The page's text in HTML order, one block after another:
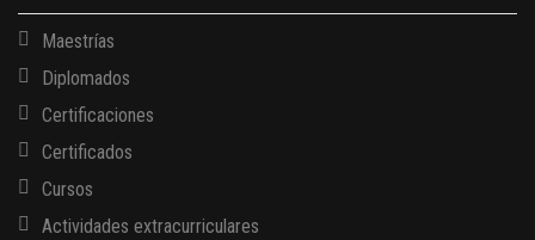
Maestrías
Diplomados
Certificaciones
Certificados
Cursos
Actividades extracurriculares